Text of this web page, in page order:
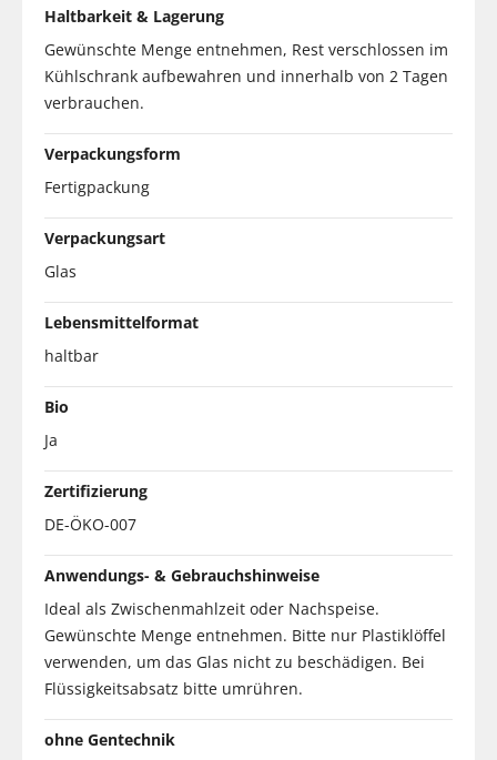
Haltbarkeit & Lagerung
Gewünschte Menge entnehmen, Rest verschlossen im
Kühlschrank aufbewahren und innerhalb von 2 Tagen
verbrauchen.
Verpackungsform
Fertigpackung
Verpackungsart
Glas
Lebensmittelformat
haltbar
Bio
Ja
Zertifizierung
DE-ÖKO-007
Anwendungs- & Gebrauchshinweise
Ideal als Zwischenmahlzeit oder Nachspeise.
Gewünschte Menge entnehmen. Bitte nur Plastiklöffel
verwenden, um das Glas nicht zu beschädigen. Bei
Flüssigkeitsabsatz bitte umrühren.
ohne Gentechnik